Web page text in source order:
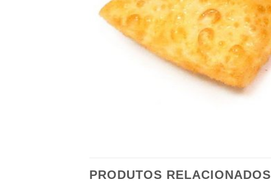
PRODUTOS RELACIONADOS